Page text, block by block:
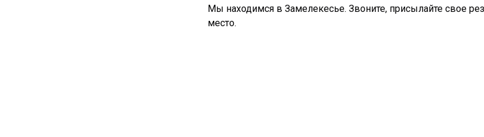
Мы находимся в Замелекесье. Звоните, присылайте свое
место.